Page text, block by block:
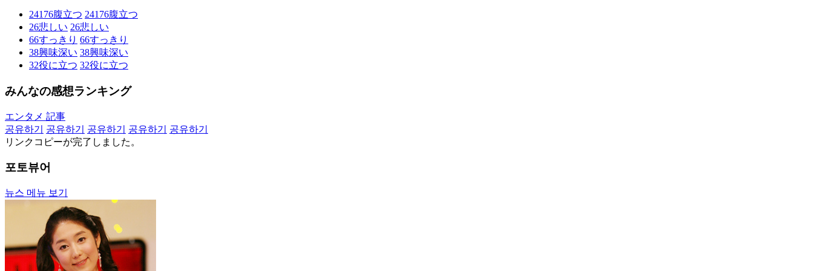
24176腹立つ 24176腹立つ
26悲しい 26悲しい
66すっきり 66すっきり
38興味深い 38興味深い
32役に立つ 32役に立つ
みんなの感想ランキング
エンタメ 記事
공유하기
공유하기 공유하기 공유하기
공유하기
リンクコピーが完了しました。
포토뷰어
뉴스 메뉴 보기